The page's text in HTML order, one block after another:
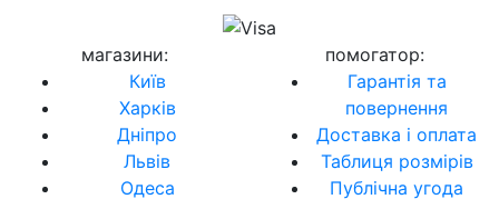
магазини:
Київ
Харків
Дніпро
Львів
Одеса
помогатор:
Гарантія та
повернення
Доставка і оплата
Таблиця розмірів
Публічна угода